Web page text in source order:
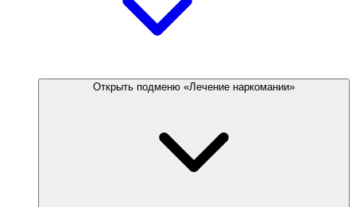
Открыть подменю «Лечение наркомании»